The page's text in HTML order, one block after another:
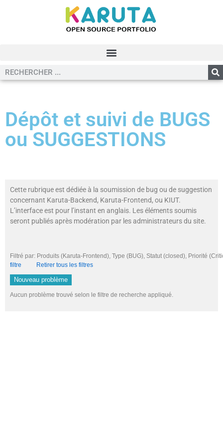
Dépôt et suivi de BUGS
ou SUGGESTIONS
Cette rubrique est dédiée à la soumission de bug ou de suggestion
concernant Karuta-Backend, Karuta-Frontend, ou KIUT.
L’interface est pour l’instant en anglais. Les éléments soumis
seront publiés après modération par les administrateurs du site.
Filtré par: Produits (Karuta-Frontend), Type (BUG), Statut (closed), Priorité
filtre
Retirer tous les filtres
Nouveau problème
Aucun problème trouvé selon le filtre de recherche appliqué.